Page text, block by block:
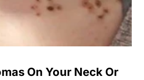
On Your Neck Or